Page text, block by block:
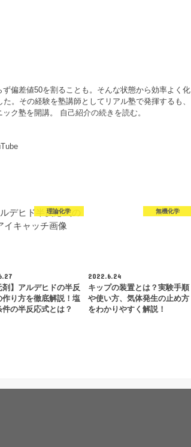
偏差値50を割ることも。そんな状態から効率よく化
。その経験を塾講師としてリアル塾で発揮するも、
ク塾を開講。 自己紹介の続きを読む。
理論化学
剤】アルデヒドの半反
作り方を徹底解説！塩
件の半反応式とは？
無機化学
2022.6.24
キップの装置とは？実験手順
や使い方、気体発生の止め方
をわかりやすく解説！